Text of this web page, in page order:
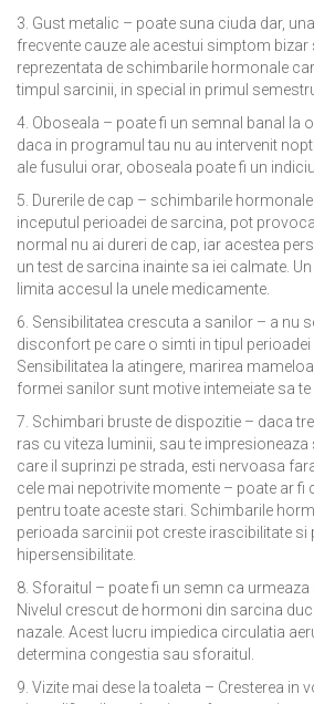
3. Gust metalic – poate suna ciuda dar,
frecvente cauze ale acestui simptom bizar
reprezentata de schimbarile hormonale
timpul sarcinii, in special in primul
4. Oboseala – poate fi un semnal banal la
daca in programul tau nu au intervenit
ale fusului orar, oboseala poate fi un
5. Durerile de cap – schimbarile
inceputul perioadei de sarcina, pot
normal nu ai dureri de cap, iar acestea
un test de sarcina inainte sa iei calmate.
limita accesul la unele medicamente.
6. Sensibilitatea crescuta a sanilor – a nu
disconfort pe care o simti in tipul perioadei
Sensibilitatea la atingere, marirea
formei sanilor sunt motive intemeiate sa te
7. Schimbari bruste de dispozitie – daca
ras cu viteza luminii, sau te
care il suprinzi pe strada, esti nervoasa
cele mai nepotrivite momente – poate ar fi
pentru toate aceste stari. Schimbarile
perioada sarcinii pot creste irascibilitate si
hipersensibilitate.
8. Sforaitul – poate fi un semn ca urmeaza
Nivelul crescut de hormoni din sarcina
nazale. Acest lucru impiedica circulatia
determina congestia sau sforaitul.
9. Vizite mai dese la toaleta – Cresterea in